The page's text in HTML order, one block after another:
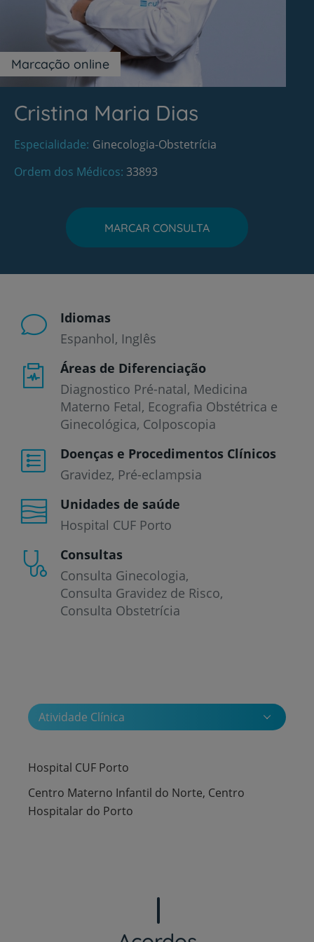
Marcação online
Cristina Maria Dias
Especialidade Ginecologia-Obstetrícia
Ordem dos Médicos 33893
MARCAR CONSULTA
Idiomas
Espanhol Inglês
Áreas de Diferenciação
Diagnostico Pré-natal, Medicina
Materno Fetal, Ecografia Obstétrica e
Ginecológica, Colposcopia
Doenças e Procedimentos Clínicos
Gravidez Pré-eclampsia
Unidades de saúde
Hospital CUF Porto
Consultas
Consulta Ginecologia
Consulta Gravidez de Risco
Consulta Obstetrícia
Atividade Clínica
Hospital CUF Porto
Centro Materno Infantil do Norte, Centro
Hospitalar do Porto